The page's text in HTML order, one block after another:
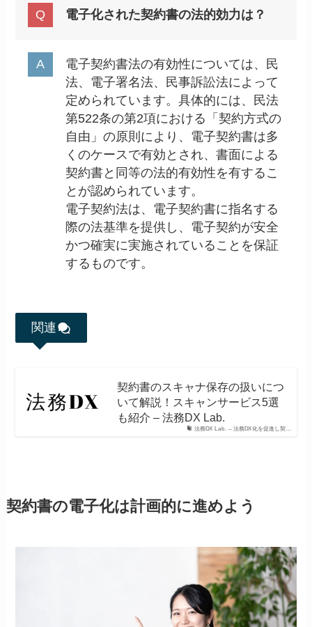
電子化された契約書の法的効力は？
電子契約書法の有効性については、民
法、電子署名法、民事訴訟法によって
定められています。具体的には、民法
第522条の第2項における「契約方式の
自由」の原則により、電子契約書は多
くのケースで有効とされ、書面による
契約書と同等の法的有効性を有するこ
とが認められています。
電子契約法は、電子契約書に指名する
際の法基準を提供し、電子契約が安全
かつ確実に実施されていることを保証
するものです。
関連
法務DX Lab. – 法務DX化を促進し契…
契約書のスキャナ保存の扱いにつ
いて解説！スキャンサービス5選
も紹介 – 法務DX Lab.
契約書の電子化は計画的に進めよう